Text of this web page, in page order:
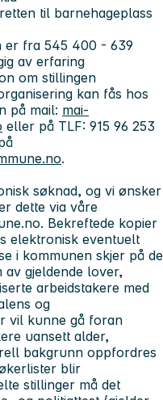
til barnehageplass
er fra 545 400 - 639
av erfaring
om stillingen
kan fås hos
på mail: mai-
eller på TLF: 915 96 253
.
søknad, og vi ønsker
dette via våre
Bekreftede kopier
elektronisk eventuelt
i kommunen skjer på de
gjeldende lover,
arbeidstakere med
og
vil kunne gå foran
uansett alder,
bakgrunn oppfordres
blir
stillinger må det